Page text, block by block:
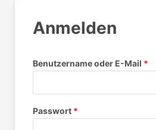
Anmelden
Benutzername oder E-Mail
Passwort